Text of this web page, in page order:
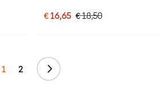
€ 16,65 € 18,50
1 2 Volgende